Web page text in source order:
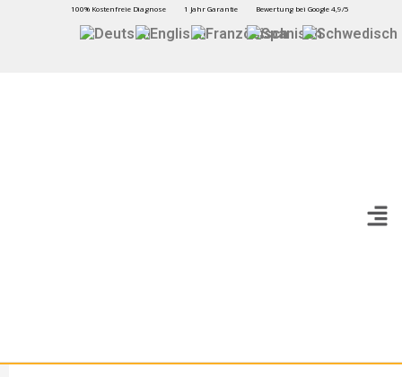
100% Kostenfreie Diagnose 1 Jahr Garantie Bewertung bei Google 4,9/5